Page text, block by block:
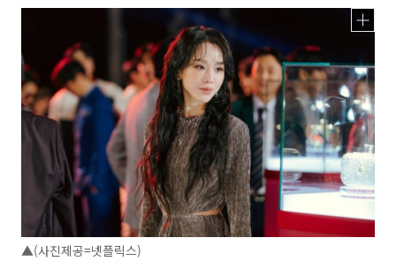
▲(사진제공=넷플릭스)